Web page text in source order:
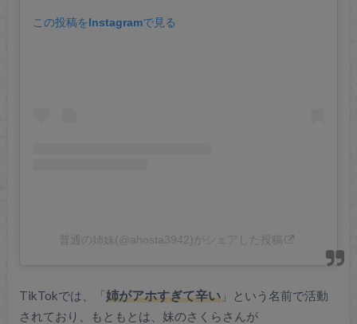
この投稿をInstagramで見る
普通の姉妹(@ahosta3942)がシェアした投稿
TikTokでは、「姉がアホすぎて辛い」という名前で活動
されており、もともとは、妹のさくらさんが